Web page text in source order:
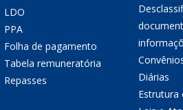
LDO
PPA
Folha de pagamento
Tabela remuneratória
Repasses
Diárias
Estrutura